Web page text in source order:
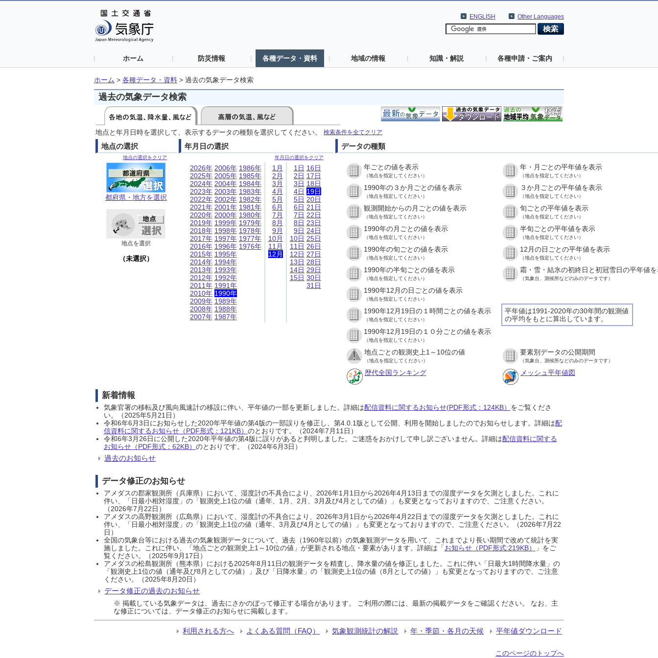
Other Languages
ENGLISH
ホーム 防災情報 各種データ・資料 地域の情報 知識・解説 各種申請・ご案内
ホーム > 各種データ・資料 > 過去の気象データ検索
過去の気象データ検索
地点と年月日時を選択して、表示するデータの種類を選択してください。 検索条件を全てクリア
地点の選択
地点の選択をクリア
都府県・地方を選択
地点を選択
（未選択）
年月日の選択
年月日の選択をクリア
2026年
2025年
2024年
2023年
2022年
2021年
2020年
2019年
2018年
2017年
2016年
2015年
2014年
2013年
2012年
2011年
2010年
2009年
2008年
2007年
2006年
2005年
2004年
2003年
2002年
2001年
2000年
1999年
1998年
1997年
1996年
1995年
1994年
1993年
1992年
1991年
1990年
1989年
1988年
1987年
1986年
1985年
1984年
1983年
1982年
1981年
1980年
1979年
1978年
1977年
1976年
1月
2月
3月
4月
5月
6月
7月
8月
9月
10月
11月
12月
1日
2日
3日
4日
5日
6日
7日
8日
9日
10日
11日
12日
13日
14日
15日
16日
17日
18日
19日
20日
21日
22日
23日
24日
25日
26日
27日
28日
29日
30日
31日
データの種類
年ごとの値を表示
（地点を指定してください）
年・月ごとの平年値を表示
（地点を指定してください）
1990年の３か月ごとの値を表示
（地点を指定してください）
３か月ごとの平年値を表示
（地点を指定してください）
観測開始からの月ごとの値を表示
（地点を指定してください）
旬ごとの平年値を表示
（地点を指定してください）
1990年の月ごとの値を表示
（地点を指定してください）
半旬ごとの平年値を表示
（地点を指定してください）
1990年の旬ごとの値を表示
（地点を指定してください）
12月の日ごとの平年値を表示
（地点を指定してください）
1990年の半旬ごとの値を表示
（地点を指定してください）
霜・雪・結氷の初終日と初冠雪日の平年値
（気象台、測候所などのみのデータです）
1990年12月の日ごとの値を表示
（地点を指定してください）
平年値は1991-2020年の30年間の観測値
の平均をもとに算出しています。
1990年12月19日の１時間ごとの値を表示
（地点を指定してください）
1990年12月19日の１０分ごとの値を表示
（地点を指定してください）
地点ごとの観測史上1～10位の値
（地点を指定してください）
要素別データの公開期間
（気象台、測候所などのみのデータです）
歴代全国ランキング メッシュ平年値図
新着情報
気象官署の移転及び風向風速計の移設に伴い、平年値の一部を更新しました。詳細は配信資料に関するお知らせ(PDF形式：124KB） をご覧くださ
い。（2025年5月21日）
令和6年6月3日にお知らせした2020年平年値の第4版の一部誤りを修正し、第4.0.1版として公開、利用を開始しましたのでお知らせします。詳細は配
信資料に関するお知らせ（PDF形式：121KB） のとおりです。（2024年7月11日）
令和6年3月26日に公開した2020年平年値の第4版に誤りがあると判明しました。ご迷惑をおかけして申し訳ございません。詳細は配信資料に関する
お知らせ（PDF形式：62KB） のとおりです。（2024年6月3日）
過去のお知らせ
データ修正のお知らせ
アメダスの郡家観測所（兵庫県）において、湿度計の不具合により、2026年1月1日から2026年4月13日までの湿度データを欠測としました。これに
伴い、「日最小相対湿度」の「観測史上1位の値（通年、1月、2月、3月及び4月としての値）」も変更となっておりますので、ご注意ください。
（2026年7月22日）
アメダスの高野観測所（広島県）において、湿度計の不具合により、2026年3月1日から2026年4月22日までの湿度データを欠測としました。これに
伴い、「日最小相対湿度」の「観測史上1位の値（通年、3月及び4月としての値）」も変更となっておりますので、ご注意ください。（2026年7月22
日）
全国の気象台等における過去の気象観測データについて、過去（1960年以前）の気象観測データを用いて、これまでより長い期間で改めて統計を実
施しました。これに伴い、「地点ごとの観測史上1～10位の値」が更新される地点・要素があります。詳細は「お知らせ（PDF形式:219KB）
」をご
覧ください。（2025年9月17日）
アメダスの松島観測所（熊本県）における2025年8月11日の観測データを精査し、降水量の値を修正しました。これに伴い「日最大1時間降水量」の
「観測史上1位の値（通年及び8月としての値）」及び「日降水量」の「観測史上1位の値（8月としての値）」も変更となっておりますので、ご注意
ください。（2025年8月20日）
データ修正の過去のお知らせ
※ 掲載している気象データは、過去にさかのぼって修正する場合があります。 ご利用の際には、最新の掲載データをご確認ください。 なお、主
な修正については、データ修正のお知らせに掲載します。
利用される方へ よくある質問（FAQ） 気象観測統計の解説 年・季節・各月の天候 平年値ダウンロード
このページのトップへ